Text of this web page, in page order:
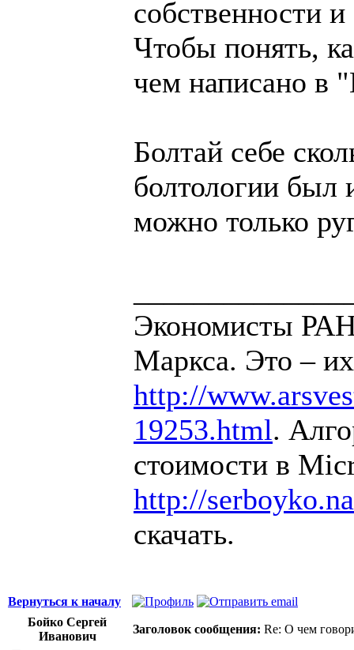
собственности
Чтобы понять,
чем написано в
Болтай себе
болтологии был
можно только
Экономисты
Маркса. Это –
http://
19253.html.
стоимости в
http://
скачать.
Вернуться к началу
Бойко Сергей
Иванович
Заголовок сообщения: Re: О чем